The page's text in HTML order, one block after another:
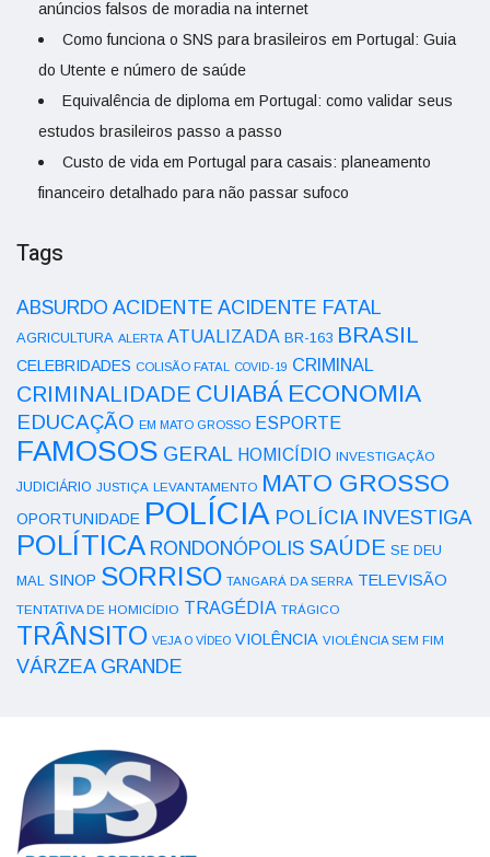
anúncios falsos de moradia na internet
Como funciona o SNS para brasileiros em Portugal: Guia
do Utente e número de saúde
Equivalência de diploma em Portugal: como validar seus
estudos brasileiros passo a passo
Custo de vida em Portugal para casais: planeamento
financeiro detalhado para não passar sufoco
Tags
ABSURDO ACIDENTE ACIDENTE FATAL
AGRICULTURA ALERTA ATUALIZADA BR-163 BRASIL
CELEBRIDADES COLISÃO FATAL COVID-19 CRIMINAL
CRIMINALIDADE CUIABÁ ECONOMIA
EDUCAÇÃO EM MATO GROSSO ESPORTE
FAMOSOS GERAL HOMICÍDIO INVESTIGAÇÃO
JUDICIÁRIO JUSTIÇA LEVANTAMENTO MATO GROSSO
OPORTUNIDADE POLÍCIA POLÍCIA INVESTIGA
POLÍTICA RONDONÓPOLIS SAÚDE SE DEU
MAL SINOP SORRISO TANGARÁ DA SERRA TELEVISÃO
TENTATIVA DE HOMICÍDIO TRAGÉDIA TRÁGICO
TRÂNSITO VEJA O VÍDEO VIOLÊNCIA VIOLÊNCIA SEM FIM
VÁRZEA GRANDE